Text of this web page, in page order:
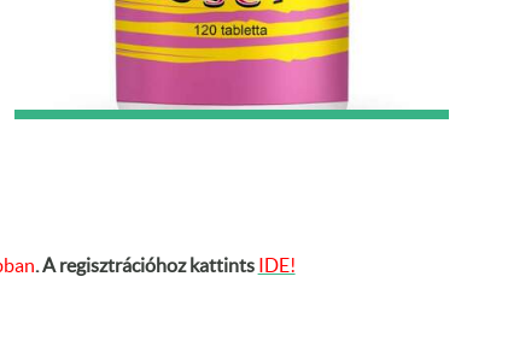
. A regisztrációhoz kattints IDE!